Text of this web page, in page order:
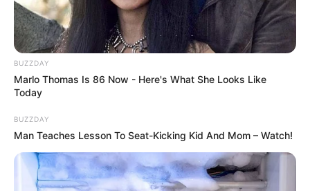
BUZZDAY
Marlo Thomas Is 86 Now - Here's What She Looks Like
Today
BUZZDAY
Man Teaches Lesson To Seat-Kicking Kid And Mom – Watch!